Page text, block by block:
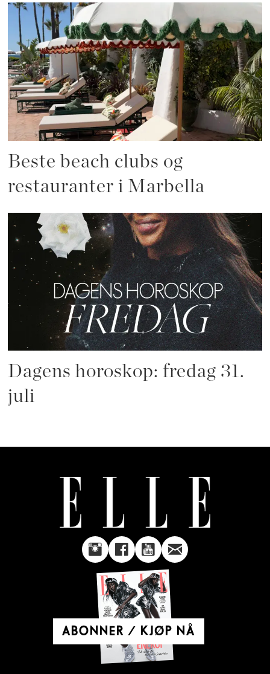
Beste beach clubs og
restauranter i Marbella
Dagens horoskop: fredag 31.
juli
ABONNER / KJØP NÅ